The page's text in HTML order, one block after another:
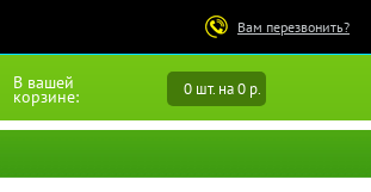
Вам перезвонить?
В вашей
корзине: 0 шт. на 0 р.